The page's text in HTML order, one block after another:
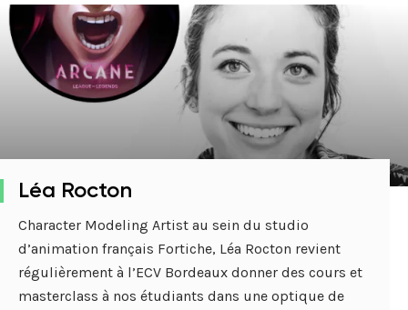
Léa Rocton
Character Modeling Artist au sein du studio
d’animation français Fortiche, Léa Rocton revient
régulièrement à l’ECV Bordeaux donner des cours et
masterclass à nos étudiants dans une optique de